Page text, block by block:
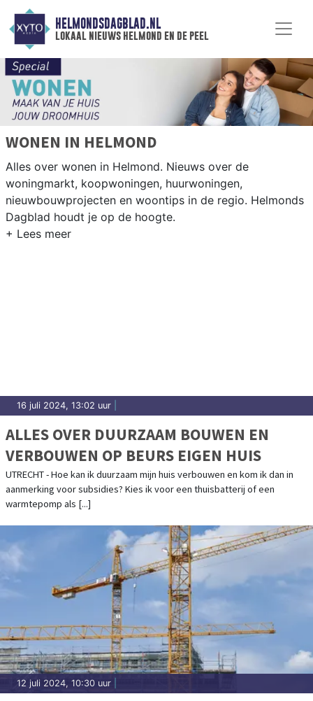
HELMONDSDAGBLAD.NL
lokaal nieuws helmond en de peel
WONEN IN HELMOND
Alles over wonen in Helmond. Nieuws over de
woningmarkt, koopwoningen, huurwoningen,
nieuwbouwprojecten en woontips in de regio. Helmonds
Dagblad houdt je op de hoogte.
16 juli 2024, 13:02 uur
ALLES OVER DUURZAAM BOUWEN EN
VERBOUWEN OP BEURS EIGEN HUIS
UTRECHT - Hoe kan ik duurzaam mijn huis verbouwen en kom ik dan in
aanmerking voor subsidies? Kies ik voor een thuisbatterij of een
warmtepomp als [...]
12 juli 2024, 10:30 uur